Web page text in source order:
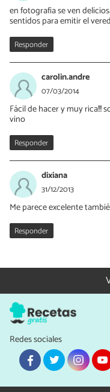
en fotografia se ven
sentidos para emitir el
Responder
carolin.andre
07/03/2014
Fácil de hacer y muy
vino
Responder
dixiana
31/12/2013
Me parece excelente
Responder
Redes sociales